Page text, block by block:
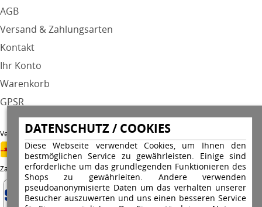
DATENSCHUTZ / COOKIES
Diese Webseite verwendet Cookies, um Ihnen den
bestmöglichen Service zu gewährleisten. Einige sind
erforderliche um das grundlegenden Funktionieren des
Shops zu gewährleiten. Andere verwenden
pseudoanonymisierte Daten um das verhalten unserer
Besucher auszuwerten und uns einen besseren Service
AGB
Versand & Zahlungsarten
Kontakt
Ihr Konto
Warenkorb
GPSR
Versandunternehmen
Zahlungsarten